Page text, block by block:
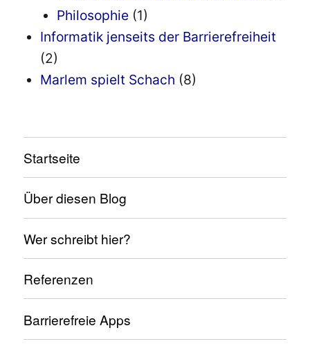
Philosophie (1)
Informatik jenseits der Barrierefreiheit
(2)
Marlem spielt Schach (8)
Startseite
Über diesen Blog
Wer schreibt hier?
Referenzen
Barrierefreie Apps